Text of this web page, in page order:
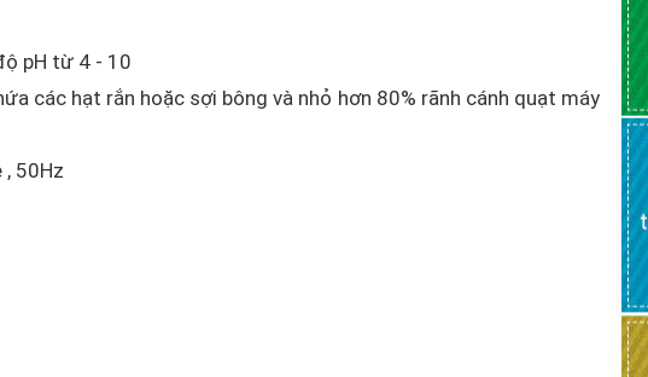
pH từ 4 - 10
các hạt rắn hoặc sợi bông và nhỏ hơn 80% rãnh cánh quạt máy
, 50Hz